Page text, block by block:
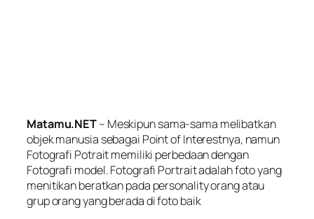
Matamu.NET– Meskipun sama-sama melibatkan
objek manusia sebagai Point of Interestnya, namun
Fotografi Potrait memiliki perbedaan dengan
Fotografi model. Fotografi Portrait adalah foto yang
menitikan beratkan pada personality orang atau
grup orang yang berada di foto baik